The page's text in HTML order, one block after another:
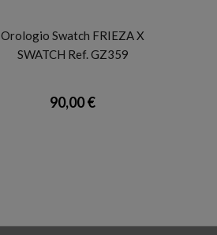
Orologio Swatch FRIEZA X
SWATCH Ref. GZ359
90,00 €